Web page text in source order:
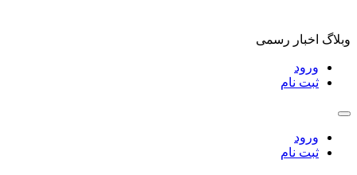
وبلاگ اخبار رسمی
ورود
ثبت نام
ورود
ثبت نام